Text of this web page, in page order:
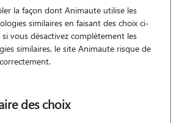
Promenades
la façon dont Animaute utilise les
similaires en faisant des choix ci-
vous désactivez complètement les
similaires, le site Animaute risque de
des choix